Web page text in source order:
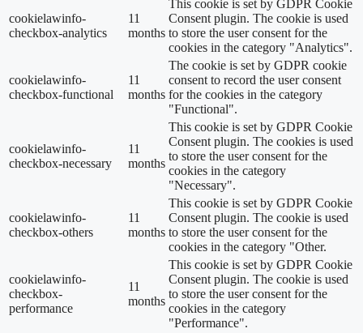
cookielawinfo-
checkbox-analytics
11
months
This cookie is set by GDPR Cookie
Consent plugin. The cookie is used
to store the user consent for the
cookies in the category "Analytics".
cookielawinfo-
checkbox-functional
11
months
The cookie is set by GDPR cookie
consent to record the user consent
for the cookies in the category
"Functional".
cookielawinfo-
checkbox-necessary
11
months
This cookie is set by GDPR Cookie
Consent plugin. The cookies is used
to store the user consent for the
cookies in the category
"Necessary".
cookielawinfo-
checkbox-others
11
months
This cookie is set by GDPR Cookie
Consent plugin. The cookie is used
to store the user consent for the
cookies in the category "Other.
cookielawinfo-
checkbox-
performance
11
months
This cookie is set by GDPR Cookie
Consent plugin. The cookie is used
to store the user consent for the
cookies in the category
"Performance".